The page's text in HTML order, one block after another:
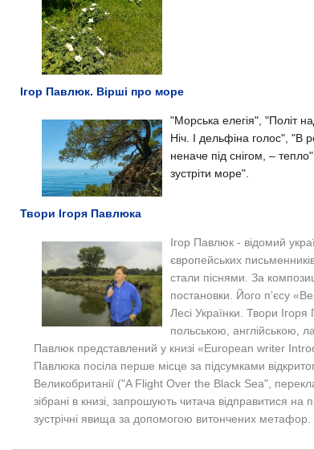
Ігор Павлюк. Вірші про море
"Морська елегія", "Політ
Ніч. І дельфіна голос", "В
неначе під снігом, –
зустріти море".
Твори Ігоря Павлюка
Ігор Павлюк - відомий
європейських
стали піснями. За
постановки. Його п’єсу
Лесі Українки. Твори
польською, англійською,
Павлюк представлений у книзі «European writer
Павлюка посіла перше місце за підсумками
Великобританії ("A Flight Over the Black Sea",
зібрані в книзі, запрошують читача відправитися
зустрічні явища за допомогою витончених метафор.